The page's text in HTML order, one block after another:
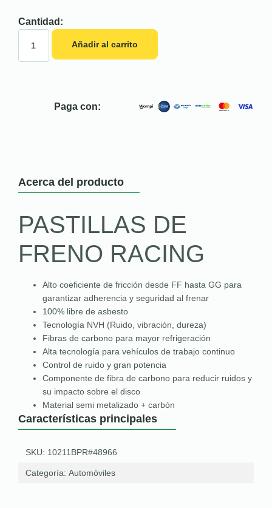
Cantidad:
Añadir al carrito
Paga con:
Acerca del producto
PASTILLAS DE
FRENO RACING
Alto coeficiente de fricción desde FF hasta GG para
garantizar adherencia y seguridad al frenar
100% libre de asbesto
Tecnología NVH (Ruido, vibración, dureza)
Fibras de carbono para mayor refrigeración
Alta tecnología para vehículos de trabajo continuo
Control de ruido y gran potencia
Componente de fibra de carbono para reducir ruidos y
su impacto sobre el disco
Material semi metalizado + carbón
Características principales
SKU: 10211BPR#48966
Categoría: Automóviles